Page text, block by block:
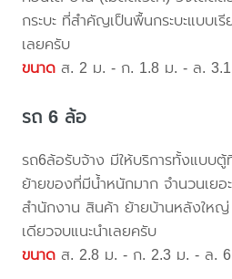
กระบะ ที่สำคัญเป็นพื้นกระบะแบบเ
เลยครับ
ขนาด ส. 2 ม. - ก. 1.8 ม. - ล.
รถ 6 ล้อ
รถ6ล้อรับจ้าง มีให้บริการทั้งแบบ
ย้ายของที่มีน้ำหนักมาก จำนวนเย
สำนักงาน สินค้า ย้ายบ้านหลังให
เดียวจบแนะนำเลยครับ
ขนาด ส. 2.8 ม. - ก. 2.3 ม. - ล.